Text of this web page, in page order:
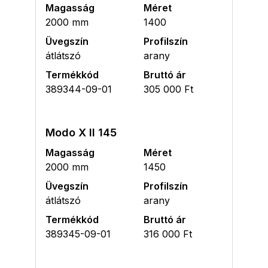
Magasság
2000 mm
Méret
1400
Üvegszín
átlátszó
Profilszín
arany
Termékkód
389344-09-01
Bruttó ár
305 000 Ft
Modo X II 145
Magasság
2000 mm
Méret
1450
Üvegszín
átlátszó
Profilszín
arany
Termékkód
389345-09-01
Bruttó ár
316 000 Ft